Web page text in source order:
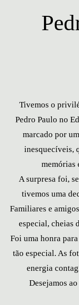
Tivemos o
Pedro Paulo no
marcado por
inesquecíveis,
memórias
A surpresa foi,
tivemos uma
Familiares e
especial, cheias
Foi uma honra
tão especial. As
energia
Desejamos